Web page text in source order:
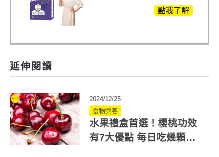
(蛋白聚醣)+UCII，超
點我了解
延伸閱讀
2024/12/25
食物營養
水果禮盒首選！櫻桃功效
有7大優點 每日吃幾顆才